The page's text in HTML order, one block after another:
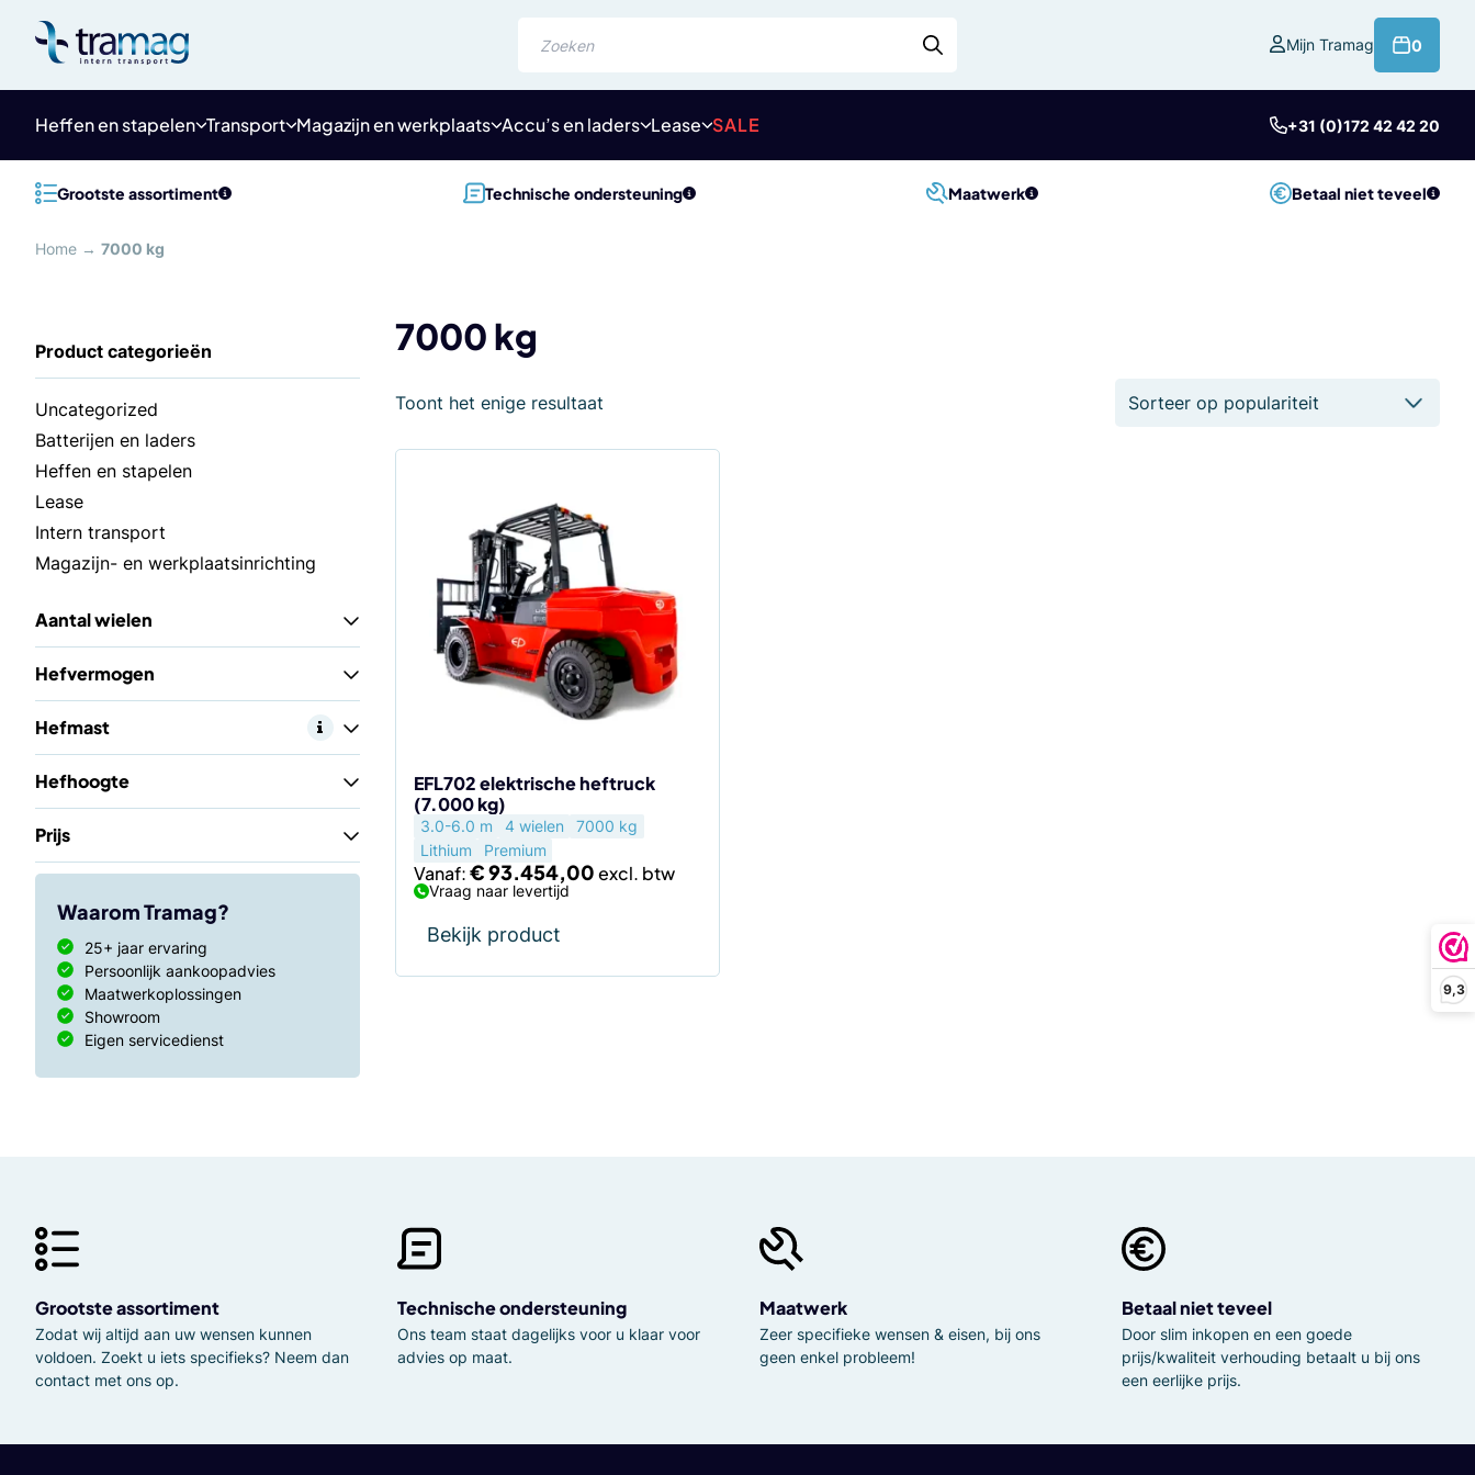
9,3
content
Mijn Tramag
0
Heffen en stapelen Transport Magazijn en werkplaats Accu’s en laders Lease SALE +31 (0)172 42 42 20
Grootste assortiment Technische ondersteuning Maatwerk Betaal niet teveel
Home → 7000 kg
7000 kg
Uncategorized
Batterijen en laders
Heffen en stapelen
Lease
Intern transport
Magazijn- en werkplaatsinrichting
Aantal wielen
Hefvermogen
Hefmast
Hefhoogte
Prijs
Waarom Tramag?
25+ jaar ervaring
Persoonlijk aankoopadvies
Maatwerkoplossingen
Showroom
Eigen servicedienst
Toont het enige resultaat
EFL702 elektrische heftruck
(7.000 kg)
3.0-6.0 m 4 wielen
7000 kg
Lithium
Premium
Vanaf:€93.454,00
Vraag naar levertijd
Bekijk product
meerdere
variaties.
Deze
optie
de
productpagina
Grootste assortiment
Zodat wij altijd aan uw wensen kunnen
voldoen. Zoekt u iets specifieks? Neem dan
contact met ons op.
Technische ondersteuning
Ons team staat dagelijks voor u klaar voor
advies op maat.
Maatwerk
Zeer specifieke wensen & eisen, bij ons
geen enkel probleem!
Betaal niet teveel
Door slim inkopen en een goede
prijs/kwaliteit verhouding betaalt u bij ons
een eerlijke prijs.